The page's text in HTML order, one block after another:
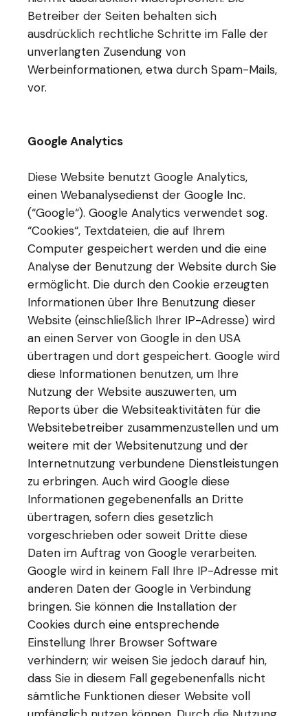
Betreiber der Seiten behalten sich
ausdrücklich rechtliche Schritte im Falle der
unverlangten Zusendung von
Werbeinformationen, etwa durch Spam-Mails,
vor.
Google Analytics
Diese Website benutzt Google Analytics,
einen Webanalysedienst der Google Inc.
(“Google“). Google Analytics verwendet sog.
“Cookies“, Textdateien, die auf Ihrem
Computer gespeichert werden und die eine
Analyse der Benutzung der Website durch Sie
ermöglicht. Die durch den Cookie erzeugten
Informationen über Ihre Benutzung dieser
Website (einschließlich Ihrer IP-Adresse) wird
an einen Server von Google in den USA
übertragen und dort gespeichert. Google wird
diese Informationen benutzen, um Ihre
Nutzung der Website auszuwerten, um
Reports über die Websiteaktivitäten für die
Websitebetreiber zusammenzustellen und um
weitere mit der Websitenutzung und der
Internetnutzung verbundene Dienstleistungen
zu erbringen. Auch wird Google diese
Informationen gegebenenfalls an Dritte
übertragen, sofern dies gesetzlich
vorgeschrieben oder soweit Dritte diese
Daten im Auftrag von Google verarbeiten.
Google wird in keinem Fall Ihre IP-Adresse mit
anderen Daten der Google in Verbindung
bringen. Sie können die Installation der
Cookies durch eine entsprechende
Einstellung Ihrer Browser Software
verhindern; wir weisen Sie jedoch darauf hin,
dass Sie in diesem Fall gegebenenfalls nicht
sämtliche Funktionen dieser Website voll